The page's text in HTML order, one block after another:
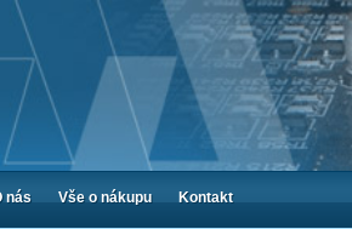
nás Vše o nákupu Kontakt